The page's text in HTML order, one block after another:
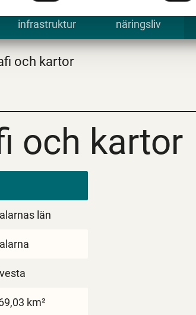
infrastruktur
näringsliv
och kartor
och kartor
och kartor
län
km²